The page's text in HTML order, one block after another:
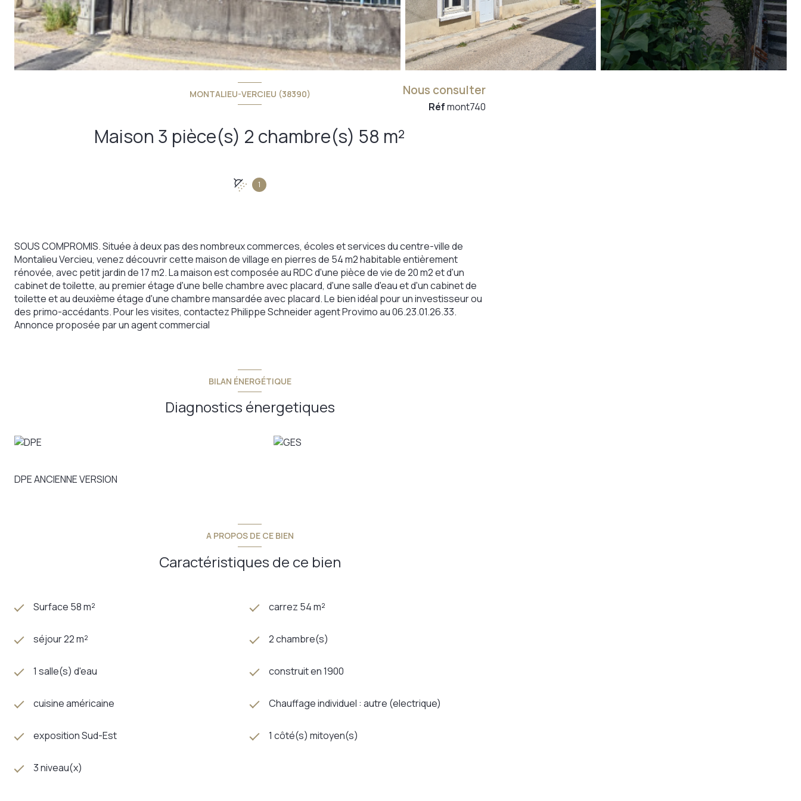
MONTALIEU-VERCIEU (38390)
Maison 3 pièce(s) 2 chambre(s) 58 m²
1
Nous consulter
Réfmont740
SOUS COMPROMIS. Située à deux pas des nombreux commerces, écoles et services du centre-ville de
Montalieu Vercieu, venez découvrir cette maison de village en pierres de 54 m2 habitable entièrement
rénovée, avec petit jardin de 17 m2. La maison est composée au RDC d'une pièce de vie de 20 m2 et d'un
cabinet de toilette, au premier étage d'une belle chambre avec placard, d'une salle d'eau et d'un cabinet de
toilette et au deuxième étage d'une chambre mansardée avec placard. Le bien idéal pour un investisseur ou
des primo-accédants. Pour les visites, contactez Philippe Schneider agent Provimo au 06.23.01.26.33.
Annonce proposée par un agent commercial
BILAN ÉNERGÉTIQUE
Diagnostics énergetiques
DPE ANCIENNE VERSION
A PROPOS DE CE BIEN
Caractéristiques de ce bien
Surface 58 m² carrez 54 m²
séjour 22 m² 2 chambre(s)
1 salle(s) d'eau construit en 1900
cuisine américaine Chauffage individuel : autre (electrique)
exposition Sud-Est 1 côté(s) mitoyen(s)
3 niveau(x)